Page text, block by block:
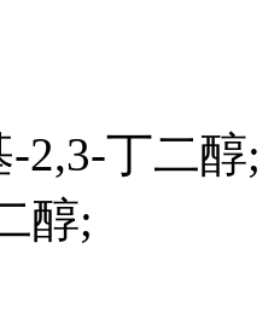
2,3-丁二醇;
醇;